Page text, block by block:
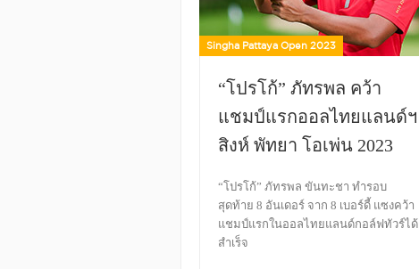
Singha Pattaya Open 2023
“โปรโก้” ภัทรพล คว้า
แชมป์แรกออลไทยแลนด์ฯ
สิงห์ พัทยา โอเพ่น 2023
“โปรโก้” ภัทรพล ขันทะชา ทำรอบ
สุดท้าย 8 อันเดอร์ จาก 8 เบอร์ดี้ แซงคว้า
แชมป์แรกในออลไทยแลนด์กอล์ฟทัวร์ได้
สำเร็จ